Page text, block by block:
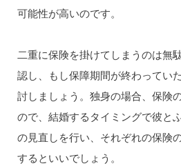
可能性が高いのです。
二重に保険を掛けてしまうのは無
認し、もし保障期間が終わってい
討しましょう。独身の場合、保険
ので、結婚するタイミングで彼と
の見直しを行い、それぞれの保険
するといいでしょう。